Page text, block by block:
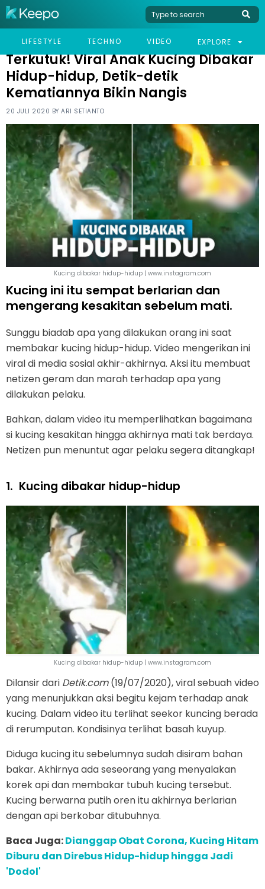
LIFESTYLE TECHNO VIDEO EXPLORE
HOME VIRAL
TERKUTUK! VIRAL ANAK KUCING DIBAKAR HIDUP-HIDUP, DETIK-
Terkutuk! Viral Anak Kucing Dibakar
Hidup-hidup, Detik-detik
Kematiannya Bikin Nangis
20 JULI 2020 BY ARI SETIANTO
Kucing dibakar hidup-hidup | www.instagram.com
Kucing ini itu sempat berlarian dan
mengerang kesakitan sebelum mati.
Sunggu biadab apa yang dilakukan orang ini saat
membakar kucing hidup-hidup. Video mengerikan ini
viral di media sosial akhir-akhirnya. Aksi itu membuat
netizen geram dan marah terhadap apa yang
dilakukan pelaku.
Bahkan, dalam video itu memperlihatkan bagaimana
si kucing kesakitan hingga akhirnya mati tak berdaya.
Netizen pun menuntut agar pelaku segera ditangkap!
1. Kucing dibakar hidup-hidup
Kucing dibakar hidup-hidup | www.instagram.com
Dilansir dari Detik.com(19/07/2020), viral sebuah video
yang menunjukkan aksi begitu kejam terhadap anak
kucing. Dalam video itu terlihat seekor kuncing berada
di rerumputan. Kondisinya terlihat basah kuyup.
Diduga kucing itu sebelumnya sudah disiram bahan
bakar. Akhirnya ada seseorang yang menyalakan
korek api dan membakar tubuh kucing tersebut.
Kucing berwarna putih oren itu akhirnya berlarian
dengan api berkobar ditubuhnya.
Baca Juga:Dianggap Obat Corona, Kucing Hitam
Diburu dan Direbus Hidup-hidup hingga Jadi
'Dodol'